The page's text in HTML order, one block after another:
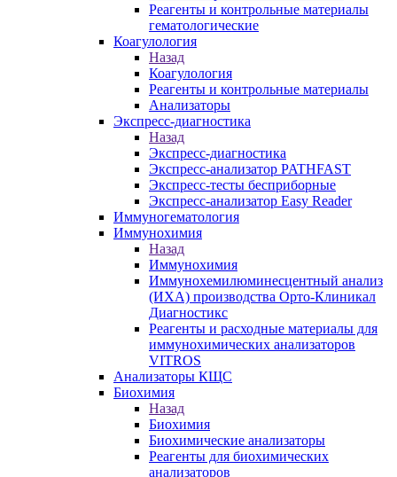
Реагенты и контрольные материалы
гематологические
Коагулология
Назад
Коагулология
Реагенты и контрольные материалы
Анализаторы
Экспресс-диагностика
Назад
Экспресс-диагностика
Экспресс-анализатор PATHFAST
Экспресс-тесты бесприборные
Экспресс-анализатор Easy Reader
Иммуногематология
Иммунохимия
Назад
Иммунохимия
Иммунохемилюминесцентный анализ
(ИХА) производства Орто-Клиникал
Диагностикс
Реагенты и расходные материалы для
иммунохимических анализаторов
VITROS
Анализаторы КЩС
Биохимия
Назад
Биохимия
Биохимические анализаторы
Реагенты для биохимических
анализаторов